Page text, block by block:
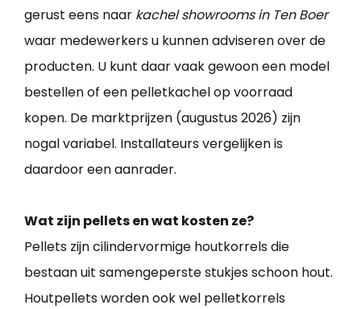
gerust eens naar kachel showrooms in Ten Boer
waar medewerkers u kunnen adviseren over de
producten. U kunt daar vaak gewoon een model
bestellen of een pelletkachel op voorraad
kopen. De marktprijzen (augustus 2026) zijn
nogal variabel. Installateurs vergelijken is
daardoor een aanrader.
Wat zijn pellets en wat kosten ze?
Pellets zijn cilindervormige houtkorrels die
bestaan uit samengeperste stukjes schoon hout.
Houtpellets worden ook wel pelletkorrels